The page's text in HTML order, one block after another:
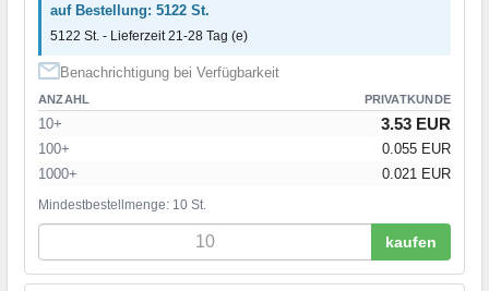
auf Bestellung: 5122 St.
5122 St. - Lieferzeit 21-28 Tag (e)
Benachrichtigung bei Verfügbarkeit
ANZAHL PRIVATKUNDE
10+ 3.53 EUR
100+
0.055 EUR
1000+
0.021 EUR
Mindestbestellmenge: 10 St.
kaufen